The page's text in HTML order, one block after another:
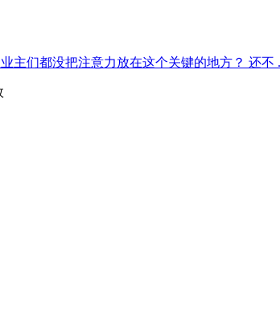
主们都没把注意力放在这个关键的地方？ 还不